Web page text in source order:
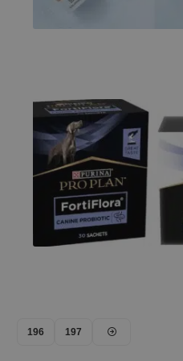
196 197